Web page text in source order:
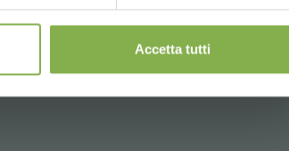
Accetta tutti
на orlandelli.it